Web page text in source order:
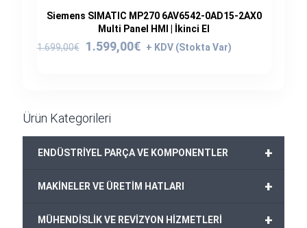
Siemens SIMATIC MP270 6AV6542-0AD15-2AX0
Multi Panel HMI | İkinci El
1.699,00€
Orijinal
1.599,00€
Şu
Ürün Kategorileri
+
ENDÜSTRİYEL PARÇA VE KOMPONENTLER
+
MAKİNELER VE ÜRETİM HATLARI
+
MÜHENDİSLİK VE REVİZYON HİZMETLERİ